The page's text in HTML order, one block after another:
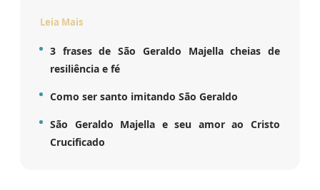
Leia Mais
3 frases de São Geraldo Majella cheias de
resiliência e fé
Como ser santo imitando São Geraldo
São Geraldo Majella e seu amor ao Cristo
Crucificado